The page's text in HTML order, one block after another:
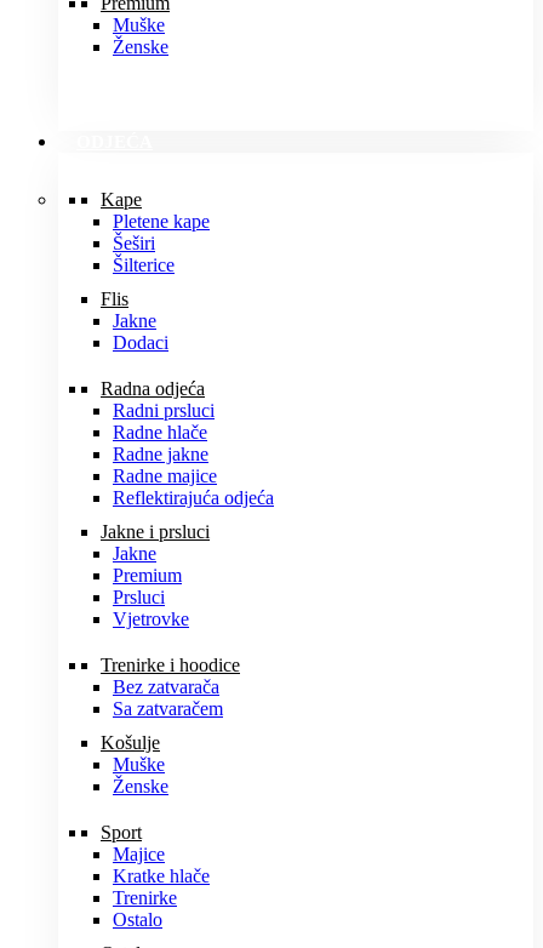
Muške
Ženske
Kape
Pletene kape
Šeširi
Šilterice
Flis
Jakne
Dodaci
Radna odjeća
Radni prsluci
Radne hlače
Radne jakne
Radne majice
Reflektirajuća odjeća
Jakne i prsluci
Jakne
Premium
Prsluci
Vjetrovke
Trenirke i hoodice
Bez zatvarača
Sa zatvaračem
Košulje
Muške
Ženske
Sport
Majice
Kratke hlače
Trenirke
Ostalo